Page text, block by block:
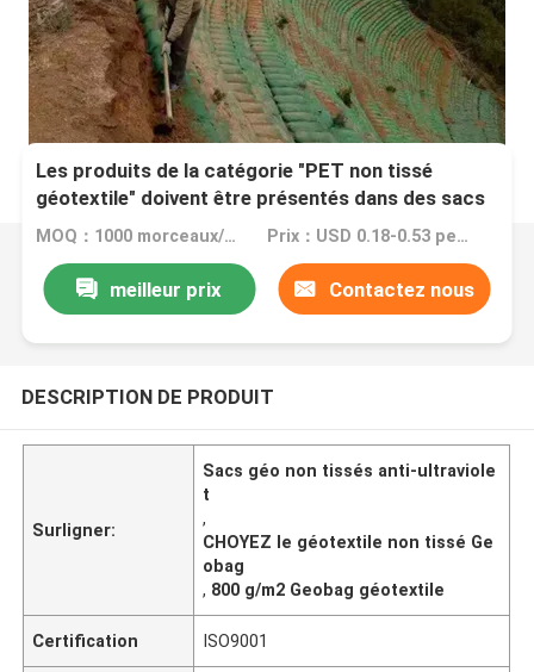
Les produits de la catégorie "PET non tissé
géotextile" doivent être présentés dans des sacs
géosynthétiques anti-ultraviolet de 100 à 800
MOQ：1000 morceaux/morceaux Prix：USD 0.18-0.53 per piece
meilleur prix Contactez nous
DESCRIPTION DE PRODUIT
Surligner:
Sacs géo non tissés anti-ultraviole
t
,
CHOYEZ le géotextile non tissé Ge
obag
, 800 g/m2 Geobag géotextile
Certification ISO9001